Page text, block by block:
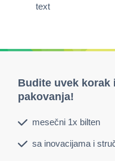
text
Budite uvek
pakovanja!
mesečni 1x bilten
sa inovacijama i